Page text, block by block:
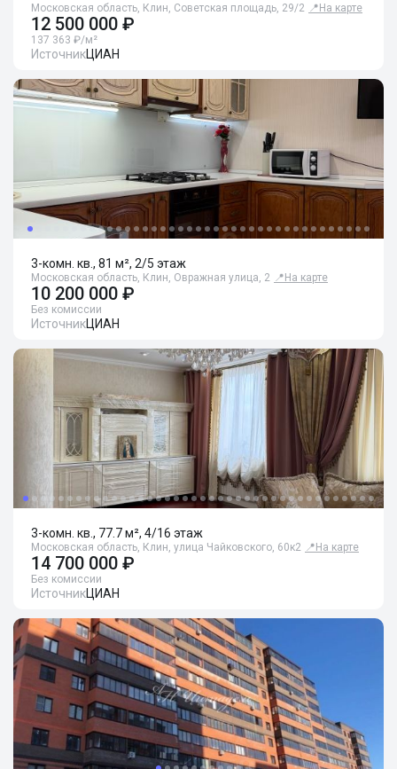
Московская область, Клин, Советская площадь, 29/2 📍 На карте
12 500 000 ₽
137 363 ₽/м²
ИсточникЦИАН
3-комн. кв., 81 м², 2/5 этаж
Московская область, Клин, Овражная улица, 2 📍 На карте
10 200 000 ₽
Без комиссии
ИсточникЦИАН
3-комн. кв., 77.7 м², 4/16 этаж
Московская область, Клин, улица Чайковского, 60к2 📍 На карте
14 700 000 ₽
Без комиссии
ИсточникЦИАН